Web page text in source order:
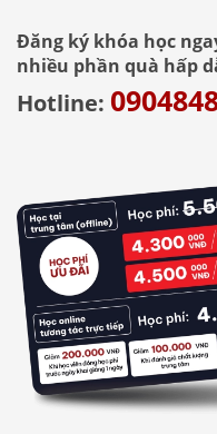
Đăng ký khóa học
nhiều phần quà hấp
Hotline: